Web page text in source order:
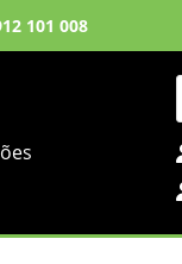
101 008